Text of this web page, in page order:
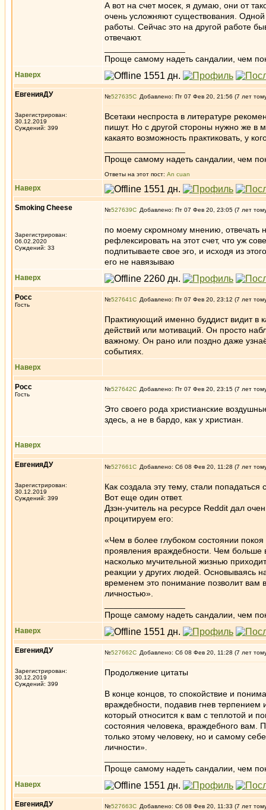
А вот на счет мосек, я думаю, они от
очень усложняют существования.
работы. Сейчас это на другой работе
отвечают.
Проще самому надеть сандалии, чем
Наверх
ЕвгенияДУ
Зарегистрирован:
30.12.2019
Суждений: 399
№527635 Добавлено: Пт 07 Фев 20, 21:56 (7 лет
Всетаки неспроста в литературе
пишут. Но с другой стороны нужно же в
какаято возможность практиковать, у
Проще самому надеть сандалии, чем
Ответы на этот пост: An cuan
Наверх
Smoking Cheese
Зарегистрирован:
06.02.2020
Суждений: 33
№527639 Добавлено: Пт 07 Фев 20, 23:05 (7 лет
по моему скромному мнению, отвечать
рефлексировать на этот счет, что уж
подпитываете свое эго, и исходя из
его не навязываю
Наверх
Росс
Гость
№527641 Добавлено: Пт 07 Фев 20, 23:12 (7 лет
Практикующий именно буддист видит в
действий или мотиваций. Он просто
важному. Он рано или поздно даже
событиях.
Наверх
Росс
Гость
№527642 Добавлено: Пт 07 Фев 20, 23:15 (7 лет
Это своего рода христианские
здесь, а не в бардо, как у христиан.
Наверх
ЕвгенияДУ
Зарегистрирован:
30.12.2019
Суждений: 399
№527661 Добавлено: Сб 08 Фев 20, 11:28 (7 лет
Как создала эту тему, стали попадаться
Вот еще один ответ.
Дзэн-учитель на ресурсе Reddit дал
процитируем его:
«Чем в более глубоком состоянии
проявления враждебности. Чем больше
насколько мучительной жизнью
реакции у других людей. Основываясь
временем это понимание позволит вам
личностью».
Проще самому надеть сандалии, чем
Наверх
ЕвгенияДУ
Зарегистрирован:
30.12.2019
Суждений: 399
№527662 Добавлено: Сб 08 Фев 20, 11:28 (7 лет
Продолжение цитаты
В конце концов, то спокойствие и
враждебности, подавив гнев
который относится к вам с теплотой и
состояния человека, враждебного вам.
только этому человеку, но и самому
личности».
Проще самому надеть сандалии, чем
Наверх
ЕвгенияДУ №527663 Добавлено: Сб 08 Фев 20, 11:33 (7 лет